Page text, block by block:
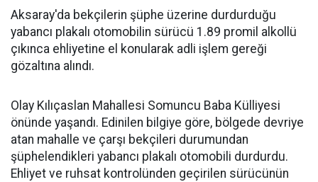
Aksaray'da bekçilerin şüphe üzerine durdurduğu
yabancı plakalı otomobilin sürücü 1.89 promil alkollü
çıkınca ehliyetine el konularak adli işlem gereği
gözaltına alındı.
Olay Kılıçaslan Mahallesi Somuncu Baba Külliyesi
önünde yaşandı. Edinilen bilgiye göre, bölgede devriye
atan mahalle ve çarşı bekçileri durumundan
şüphelendikleri yabancı plakalı otomobili durdurdu.
Ehliyet ve ruhsat kontrolünden geçirilen sürücünün